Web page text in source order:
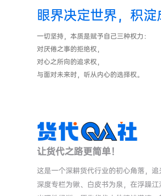
眼界决定世界，积
一切坚持，本质是赋予自己三种权力：
对厌倦之事的拒绝权，
对心之所向的追求权，
与面对未来时，听从内心的选择权。
让货代之路更简单！
这是一个深耕货代行业的初心角落，追
深度专栏为锹、白皮书为泉，在浮躁江